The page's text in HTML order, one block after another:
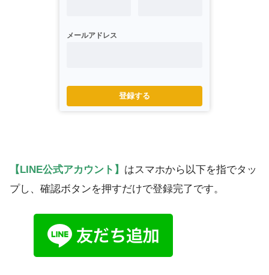
メールアドレス
登録する
【LINE公式アカウント】 はスマホから以下を指でタッ
プし、確認ボタンを押すだけで登録完了です。